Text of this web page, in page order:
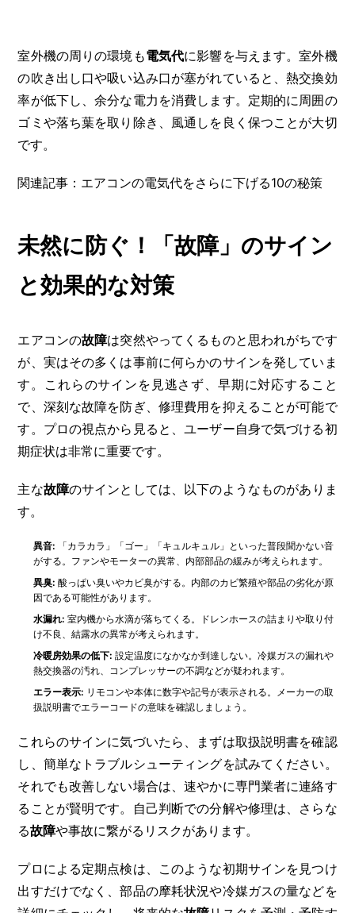
室外機の周りの環境も電気代に影響を与えます。室外機
の吹き出し口や吸い込み口が塞がれていると、熱交換効
率が低下し、余分な電力を消費します。定期的に周囲の
ゴミや落ち葉を取り除き、風通しを良く保つことが大切
です。
関連記事：エアコンの電気代をさらに下げる10の秘策
未然に防ぐ！「故障」のサイン
と効果的な対策
エアコンの故障は突然やってくるものと思われがちです
が、実はその多くは事前に何らかのサインを発していま
す。これらのサインを見逃さず、早期に対応すること
で、深刻な故障を防ぎ、修理費用を抑えることが可能で
す。プロの視点から見ると、ユーザー自身で気づける初
期症状は非常に重要です。
主な故障のサインとしては、以下のようなものがありま
す。
異音: 「カラカラ」「ゴー」「キュルキュル」といった普段聞かない音
がする。ファンやモーターの異常、内部部品の緩みが考えられます。
異臭: 酸っぱい臭いやカビ臭がする。内部のカビ繁殖や部品の劣化が原
因である可能性があります。
水漏れ: 室内機から水滴が落ちてくる。ドレンホースの詰まりや取り付
け不良、結露水の異常が考えられます。
冷暖房効果の低下: 設定温度になかなか到達しない。冷媒ガスの漏れや
熱交換器の汚れ、コンプレッサーの不調などが疑われます。
エラー表示: リモコンや本体に数字や記号が表示される。メーカーの取
扱説明書でエラーコードの意味を確認しましょう。
これらのサインに気づいたら、まずは取扱説明書を確認
し、簡単なトラブルシューティングを試みてください。
それでも改善しない場合は、速やかに専門業者に連絡す
ることが賢明です。自己判断での分解や修理は、さらな
る故障や事故に繋がるリスクがあります。
プロによる定期点検は、このような初期サインを見つけ
出すだけでなく、部品の摩耗状況や冷媒ガスの量などを